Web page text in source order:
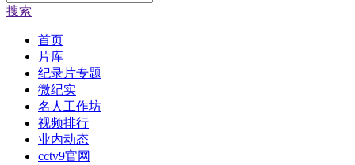
搜索
首页
片库
纪录片专题
微纪实
名人工作坊
视频排行
业内动态
cctv9官网